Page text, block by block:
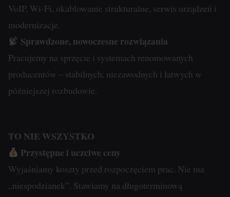
VoIP, Wi-Fi, okablowanie strukturalne, serwis urządzeń i
modernizacje.
Sprawdzone, nowoczesne rozwiązania
Pracujemy na sprzęcie i systemach renomowanych
producentów – stabilnych, niezawodnych i łatwych w
późniejszej rozbudowie.
TO NIE WSZYSTKO
Przystępne i uczciwe ceny
Wyjaśniamy koszty przed rozpoczęciem prac. Nie ma
„niespodzianek”. Stawiamy na długoterminową